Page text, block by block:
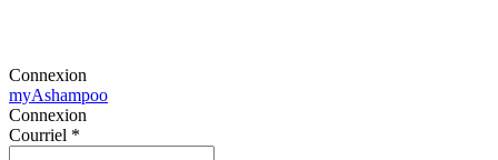
Connexion
myAshampoo
Connexion
Courriel *